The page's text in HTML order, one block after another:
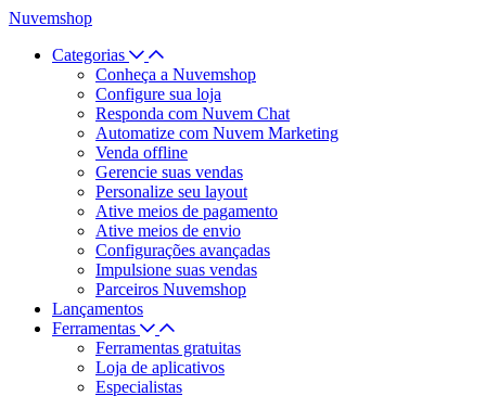
Nuvemshop
Categorias
Conheça a Nuvemshop
Configure sua loja
Responda com Nuvem Chat
Automatize com Nuvem Marketing
Venda offline
Gerencie suas vendas
Personalize seu layout
Ative meios de pagamento
Ative meios de envio
Configurações avançadas
Impulsione suas vendas
Parceiros Nuvemshop
Lançamentos
Ferramentas
Ferramentas gratuitas
Loja de aplicativos
Especialistas